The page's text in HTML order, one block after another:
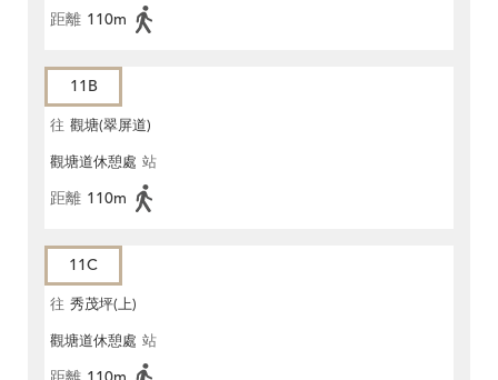
距離 110m
11B
往 觀塘(翠屏道)
觀塘道休憩處 站
距離 110m
11C
往 秀茂坪(上)
觀塘道休憩處 站